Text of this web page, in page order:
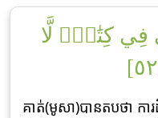
فِي كِتَٰبٖۖ لَّا
គាត់(មូសា)បានតបថា ការ